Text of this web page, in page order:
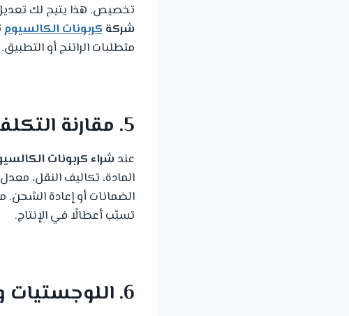
تخصيص. هذا يتيح لك تعديل
شركةكربونات الكالسيوم
متطلبات الراتنج أو التطبيق.
5. مقارنة التكلفة الإجمالية (TCO) وليس السعر فقط
عندشراء كربونات
المادة، تكاليف النقل،
الضمانات أو إعادة الشحن.
تسبّب أعطالًا في الإنتاج.
6. اللوجستيات والتغليف وسهولة التعامل